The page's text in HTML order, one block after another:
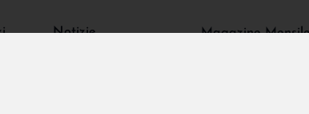
Notizie Magazine